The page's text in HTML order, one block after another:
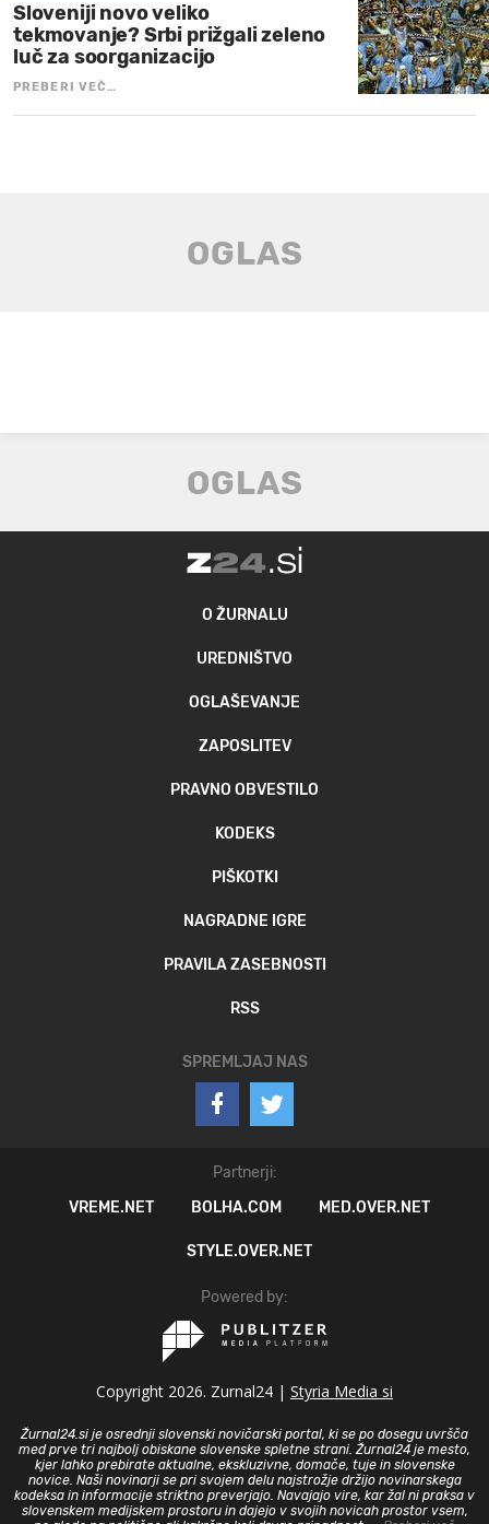
Sloveniji novo veliko
tekmovanje? Srbi prižgali zeleno
luč za soorganizacijo
PREBERI VEČ…
O ŽURNALU
UREDNIŠTVO
OGLAŠEVANJE
ZAPOSLITEV
PRAVNO OBVESTILO
KODEKS
PIŠKOTKI
NAGRADNE IGRE
PRAVILA ZASEBNOSTI
RSS
SPREMLJAJ NAS
Partnerji:
VREME.NET
BOLHA.COM MED.OVER.NET
STYLE.OVER.NET
Powered by:
Copyright 2026. Zurnal24 | Styria Media si
Žurnal24.si je osrednji slovenski novičarski portal, ki se po dosegu uvršča
med prve tri najbolj obiskane slovenske spletne strani. Žurnal24 je mesto,
kjer lahko prebirate aktualne, ekskluzivne, domače, tuje in slovenske
novice. Naši novinarji se pri svojem delu najstrožje držijo novinarskega
kodeksa in informacije striktno preverjajo. Navajajo vire, kar žal ni praksa v
slovenskem medijskem prostoru in dajejo v svojih novicah prostor vsem,